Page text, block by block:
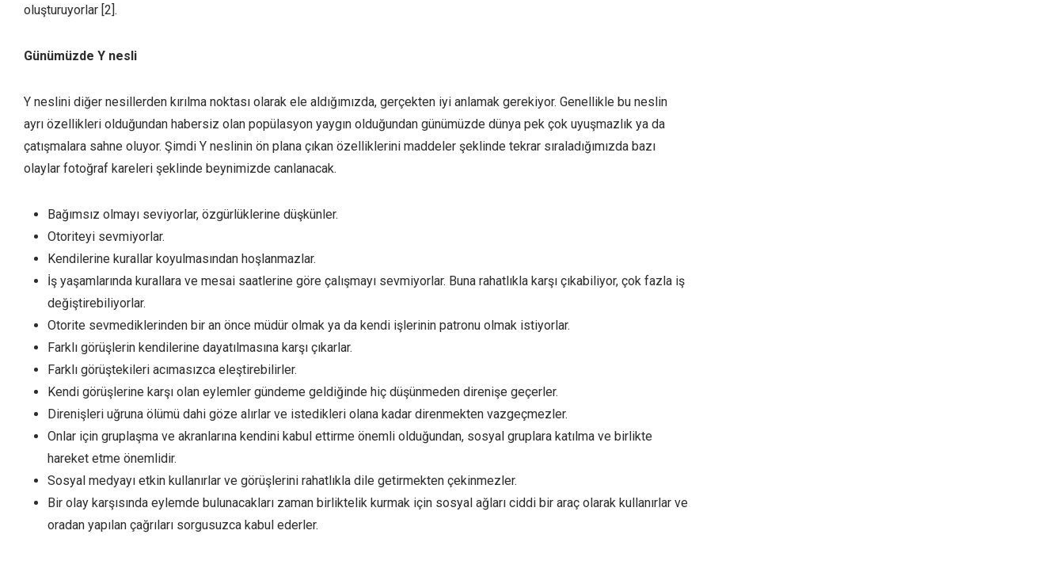
oluşturuyorlar [2].
Günümüzde Y nesli
Y neslini diğer nesillerden kırılma noktası olarak ele aldığımızda, gerçekten iyi anlamak gerekiyor. Genellikle bu neslin
ayrı özellikleri olduğundan habersiz olan popülasyon yaygın olduğundan günümüzde dünya pek çok uyuşmazlık ya da
çatışmalara sahne oluyor. Şimdi Y neslinin ön plana çıkan özelliklerini maddeler şeklinde tekrar sıraladığımızda bazı
olaylar fotoğraf kareleri şeklinde beynimizde canlanacak.
Bağımsız olmayı seviyorlar, özgürlüklerine düşkünler.
Otoriteyi sevmiyorlar.
Kendilerine kurallar koyulmasından hoşlanmazlar.
İş yaşamlarında kurallara ve mesai saatlerine göre çalışmayı sevmiyorlar. Buna rahatlıkla karşı çıkabiliyor, çok fazla iş
değiştirebiliyorlar.
Otorite sevmediklerinden bir an önce müdür olmak ya da kendi işlerinin patronu olmak istiyorlar.
Farklı görüşlerin kendilerine dayatılmasına karşı çıkarlar.
Farklı görüştekileri acımasızca eleştirebilirler.
Kendi görüşlerine karşı olan eylemler gündeme geldiğinde hiç düşünmeden direnişe geçerler.
Direnişleri uğruna ölümü dahi göze alırlar ve istedikleri olana kadar direnmekten vazgeçmezler.
Onlar için gruplaşma ve akranlarına kendini kabul ettirme önemli olduğundan, sosyal gruplara katılma ve birlikte
hareket etme önemlidir.
Sosyal medyayı etkin kullanırlar ve görüşlerini rahatlıkla dile getirmekten çekinmezler.
Bir olay karşısında eylemde bulunacakları zaman birliktelik kurmak için sosyal ağları ciddi bir araç olarak kullanırlar ve
oradan yapılan çağrıları sorgusuzca kabul ederler.